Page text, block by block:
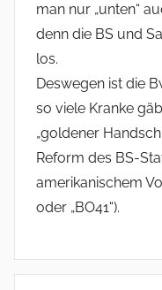
man nur „unten“
denn die BS und
los.
Deswegen ist die
so viele Kranke
„goldener
Reform des BS-
amerikanischem
oder „BO41“).